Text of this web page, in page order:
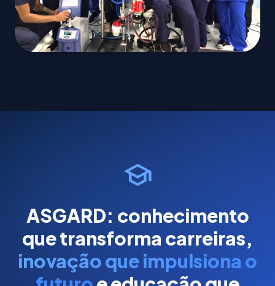
school
ASGARD: conhecimento
que transforma carreiras,
inovação que impulsiona o